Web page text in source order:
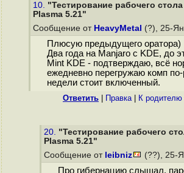
10. "Тестирование рабочего стола
Plasma 5.21"
Сообщение от HeavyMetal (?), 25-
Плюсую предыдущего оратора)
Два года на Manjaro с KDE, до
Mint KDE - подтверждаю, всё
ежедневно перегружаю комп
недели стоит включенный.
Ответить Правка| К родителю
20. "Тестирование рабочего
Plasma 5.21"
Сообщение от leibniz (??), 25-
Про гибернацию слышал,